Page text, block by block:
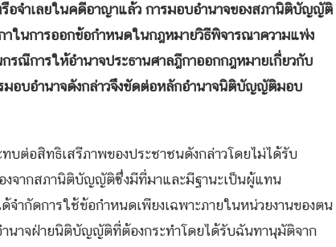
ำเลยในคดีอาญาแล้ว การมอบอำนาจของสภานิติบัญญัติ
ในการออกข้อกำหนดในกฎหมายวิธีพิจารณาความแพ่ง
รณีการให้อำนาจประธานศาลฎีกาออกกฎหมายเกี่ยวกับ
มอบอำนาจดังกล่าวจึงขัดต่อหลักอำนาจนิติบัญญัติมอบ
บต่อสิทธิเสรีภาพของประชาชนดังกล่าวโดยไม่ได้รับ
จากสภานิติบัญญัติซึ่งมีที่มาและมีฐานะเป็นผู้แทน
ำกัดการใช้ข้อกำหนดเพียงเฉพาะภายในหน่วยงานของตน
ำนาจฝ่ายนิติบัญญัติที่ต้องกระทำโดยได้รับฉันทานุมัติจาก